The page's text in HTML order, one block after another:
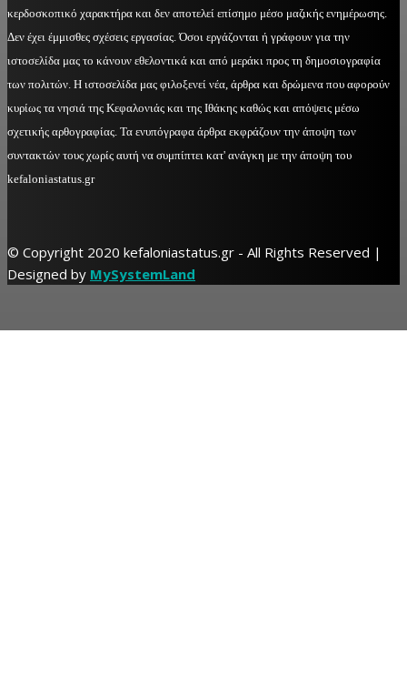
κερδοσκοπικό χαρακτήρα και δεν αποτελεί επίσημο μέσο μαζικής ενημέρωσης.
Δεν έχει έμμισθες σχέσεις εργασίας. Όσοι εργάζονται ή γράφουν για την
ιστοσελίδα μας το κάνουν εθελοντικά και από μεράκι προς τη δημοσιογραφία
των πολιτών. Η ιστοσελίδα μας φιλοξενεί νέα, άρθρα και δρώμενα που αφορούν
κυρίως τα νησιά της Κεφαλονιάς και της Ιθάκης καθώς και απόψεις μέσω
σχετικής αρθογραφίας. Τα ενυπόγραφα άρθρα εκφράζουν την άποψη των
συντακτών τους χωρίς αυτή να συμπίπτει κατ' ανάγκη με την άποψη του
kefaloniastatus.gr
© Copyright 2020 kefaloniastatus.gr - All Rights Reserved |
Designed by MySystemLand